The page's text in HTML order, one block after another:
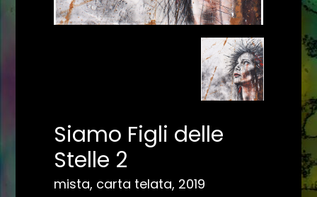
Siamo Figli delle
Stelle 2
mista, carta telata, 2019